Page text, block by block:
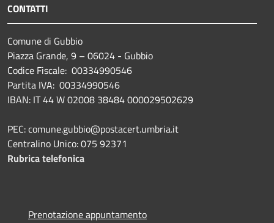
CONTATTI
Comune di Gubbio
Piazza Grande, 9 – 06024 - Gubbio
Codice Fiscale: 00334990546
Partita IVA: 00334990546
IBAN: IT 44 W 02008 38484 000029502629
PEC: comune.gubbio@postacert.umbria.it
Centralino Unico: 075 92371
Rubrica telefonica
Prenotazione appuntamento